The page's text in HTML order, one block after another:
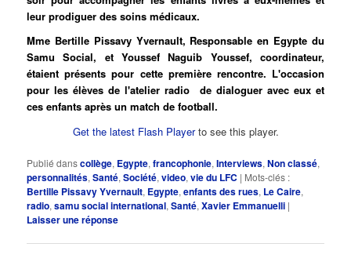
leur prodiguer des soins médicaux.
Mme Bertille Pissavy Yvernault, Responsable en Egypte du
Samu Social, et Youssef Naguib Youssef, coordinateur,
étaient présents pour cette première rencontre. L'occasion
pour les élèves de l'atelier radio de dialoguer avec eux et
ces enfants après un match de football.
Get the latest Flash Playerto see this player.
Publié danscollège, Egypte,francophonie,Interviews,Non classé,
personnalités,Santé,Société,video,vie du LFC | Mots-clés :
Bertille Pissavy Yvernault, Egypte,enfants des rues, Le Caire,
radio,samu social international,Santé,Xavier Emmanuelli |
Laisser une réponse